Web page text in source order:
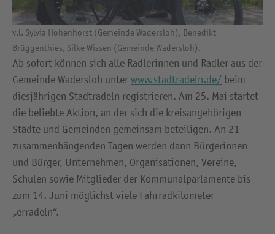
v.l. Sylvia Hohenhorst (Gemeinde Wadersloh), Benedikt
Brüggenthies, Silke Wissen (Gemeinde Wadersloh).
Ab sofort können sich alle Radlerinnen und Radler aus der
Gemeinde Wadersloh unter www.stadtradeln.de/ beim
diesjährigen Stadtradeln registrieren. Am 25. Mai startet
die beliebte Aktion, an der sich die kreisangehörigen
Städte und Gemeinden gemeinsam beteiligen. An 21
zusammenhängenden Tagen werden dann Bürgerinnen
und Bürger, Unternehmen, Organisationen, Vereine,
Schulen sowie Mitglieder der Kommunalparlamente bis
zum 14. Juni möglichst viele Fahrradkilometer
„erradeln“.